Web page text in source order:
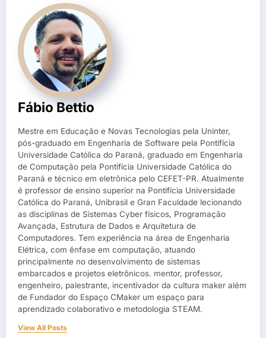
Fábio Bettio
Mestre em Educação e Novas Tecnologias pela Uninter,
pós-graduado em Engenharia de Software pela Pontifícia
Universidade Católica do Paraná, graduado em Engenharia
de Computação pela Pontifícia Universidade Católica do
Paraná e técnico em eletrônica pelo CEFET-PR. Atualmente
é professor de ensino superior na Pontifícia Universidade
Católica do Paraná, Unibrasil e Gran Faculdade lecionando
as disciplinas de Sistemas Cyber físicos, Programação
Avançada, Estrutura de Dados e Arquitetura de
Computadores. Tem experiência na área de Engenharia
Elétrica, com ênfase em computação, atuando
principalmente no desenvolvimento de sistemas
embarcados e projetos eletrônicos. mentor, professor,
engenheiro, palestrante, incentivador da cultura maker além
de Fundador do Espaço CMaker um espaço para
aprendizado colaborativo e metodologia STEAM.
View All Posts